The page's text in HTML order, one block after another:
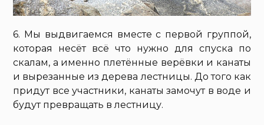
6. Мы выдвигаемся вместе с первой группой,
которая несёт всё что нужно для спуска по
скалам, а именно плетённые верёвки и канаты
и вырезанные из дерева лестницы. До того как
придут все участники, канаты замочут в воде и
будут превращать в лестницу.